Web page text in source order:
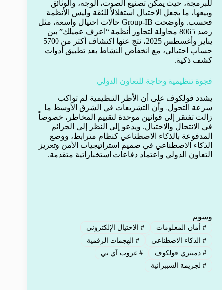
للبرمجة، حيث يمكن تصنيع الصوت، الوجه، والوثائق
وبيعها، ما يجعل الاحتيال استغلالاً للثقة وليس الأنظمة
فحسب. وأوضحت Group-IB حالات احتيال واسعة، مثل
رصد 8065 محاولة لتجاوز أنظمة “اعرف عميلك” بين
يناير وأغسطس 2025، نتج عنها اكتشاف أكثر من 5700
حساب احتيالي، مع انخفاض النشاط بعد تطبيق أدوات
كشف ذكية.
فجوة تنظيمية وحاجة للتعاون الدولي
يشدد فولكوف على أن الأطر التنظيمية لم تواكب
سرعة التحول، وأن التشريعات في الشرق الأوسط ما
زالت تفتقر إلى قوانين موحدة لتقييم المخاطر، خصوصاً
في الانتحال والاحتيال. ويدعو إلى النظر إلى الجرائم
المدفوعة بالذكاء الاصطناعي كنظام مترابط، ووضع
الذكاء الاصطناعي في صميم استراتيجيات الأمن وتعزيز
التعاون الدولي واعتماد دفاعات استخباراتية متقدمة.
وسوم
#أمان المعلومات #الاحتيال الإلكتروني
#الذكاء الاصطناعي #الهجمات الرقمية
#دميتري فولكوف #غروب آي بي
#لجريمة السيبرانية